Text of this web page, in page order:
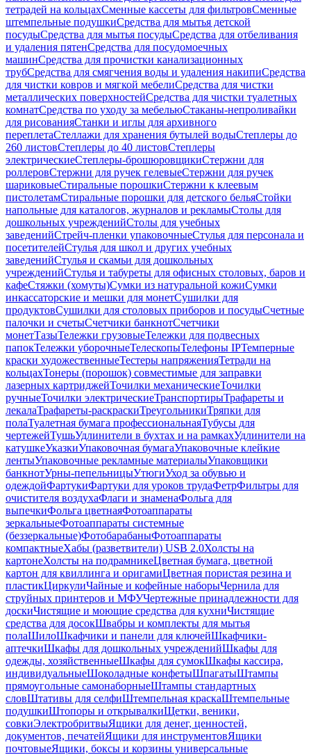
тетрадей на кольцахСменные кассеты для фильтровСменные
штемпельные подушкиСредства для мытья детской
посудыСредства для мытья посудыСредства для отбеливания
и удаления пятенСредства для посудомоечных
машинСредства для прочистки канализационных
трубСредства для смягчения воды и удаления накипиСредства
для чистки ковров и мягкой мебелиСредства для чистки
металлических поверхностейСредства для чистки туалетных
комнатСредства по уходу за мебельюСтаканы-непроливайки
для рисованияСтанки и иглы для архивного
переплетаСтеллажи для хранения бутылей водыСтеплеры до
260 листовСтеплеры до 40 листовСтеплеры
электрическиеСтеплеры-брошюровщикиСтержни для
роллеровСтержни для ручек гелевыеСтержни для ручек
шариковыеСтиральные порошкиСтержни к клеевым
пистолетамСтиральные порошки для детского бельяСтойки
напольные для каталогов, журналов и рекламыСтолы для
дошкольных учрежденийСтолы для учебных
заведенийСтрейч-пленки упаковочныеСтулья для персонала и
посетителейСтулья для школ и других учебных
заведенийСтулья и скамьи для дошкольных
учрежденийСтулья и табуреты для офисных столовых, баров и
кафеСтяжки (хомуты)Сумки из натуральной кожиСумки
инкассаторские и мешки для монетСушилки для
продуктовСушилки для столовых приборов и посудыСчетные
палочки и счетыСчетчики банкнотСчетчики
монетТазыТележки грузовыеТележки для подвесных
папокТележки уборочныеТелескопыТелефоны IPТемперные
краски художественныеТестеры напряженияТетради на
кольцахТонеры (порошок) совместимые для заправки
лазерных картриджейТочилки механическиеТочилки
ручныеТочилки электрическиеТранспортирыТрафареты и
лекалаТрафареты-раскраскиТреугольникиТряпки для
полаТуалетная бумага профессиональнаяТубусы для
чертежейТушьУдлинители в бухтах и на рамкахУдлинители на
катушкеУказкиУпаковочная бумагаУпаковочные клейкие
лентыУпаковочные рекламные материалыУпаковщики
банкнотУрны-пепельницыУтюгиУход за обувью и
одеждойФартукиФартуки для уроков трудаФетрФильтры для
очистителя воздухаФлаги и знаменаФольга для
выпечкиФольга цветнаяФотоаппараты
зеркальныеФотоаппараты системные
(беззеркальные)ФотобарабаныФотоаппараты
компактныеХабы (разветвители) USB 2.0Холсты на
картонеХолсты на подрамникеЦветная бумага, цветной
картон для квиллинга и оригамиЦветная пористая резина и
пластикЦиркулиЧайные и кофейные наборыЧернила для
струйных принтеров и МФУЧертежные принадлежности для
доскиЧистящие и моющие средства для кухниЧистящие
средства для досокШвабры и комплекты для мытья
полаШилоШкафчики и панели для ключейШкафчики-
аптечкиШкафы для дошкольных учрежденийШкафы для
одежды, хозяйственныеШкафы для сумокШкафы кассира,
индивидуальныеШоколадные конфетыШпагатыШтампы
прямоугольные самонаборныеШтампы стандартных
словШтативы для селфиШтемпельная краскаШтемпельные
подушкиШтопоры и открывалкиЩетки, веники,
совкиЭлектробритвыЯщики для денег, ценностей,
документов, печатейЯщики для инструментовЯщики
почтовыеЯщики, боксы и корзины универсальные